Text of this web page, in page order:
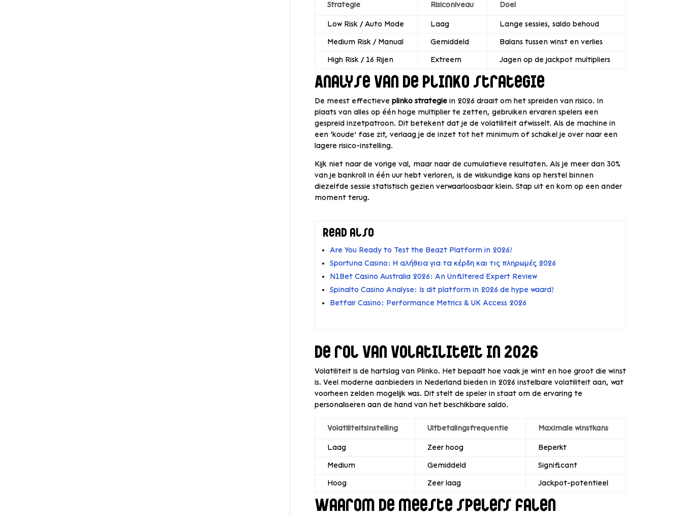
Strategie Risiconiveau Doel
Low Risk / Auto Mode Laag Lange sessies, saldo behoud
Medium Risk / Manual Gemiddeld Balans tussen winst en verlies
High Risk / 16 Rijen Extreem Jagen op de jackpot multipliers
Analyse van de plinko strategie
De meest effectieve plinko strategiein 2026 draait om het spreiden van risico. In
plaats van alles op één hoge multiplier te zetten, gebruiken ervaren spelers een
gespreid inzetpatroon. Dit betekent dat je de volatiliteit afwisselt. Als de machine in
een ‘koude’ fase zit, verlaag je de inzet tot het minimum of schakel je over naar een
lagere risico-instelling.
Kijk niet naar de vorige val, maar naar de cumulatieve resultaten. Als je meer dan 30%
van je bankroll in één uur hebt verloren, is de wiskundige kans op herstel binnen
diezelfde sessie statistisch gezien verwaarloosbaar klein. Stap uit en kom op een ander
moment terug.
Read also
Are You Ready to Test the Beazt Platform in 2026?
Sportuna Casino: Η αλήθεια για τα κέρδη και τις πληρωμές 2026
N1Bet Casino Australia 2026: An Unfiltered Expert Review
Spinalto Casino Analyse: Is dit platform in 2026 de hype waard?
Betfair Casino: Performance Metrics & UK Access 2026
De rol van volatiliteit in 2026
Volatiliteit is de hartslag van Plinko. Het bepaalt hoe vaak je wint en hoe groot die winst
is. Veel moderne aanbieders in Nederland bieden in 2026 instelbare volatiliteit aan, wat
voorheen zelden mogelijk was. Dit stelt de speler in staat om de ervaring te
personaliseren aan de hand van het beschikbare saldo.
Volatiliteitsinstelling Uitbetalingsfrequentie Maximale winstkans
Laag Zeer hoog Beperkt
Medium Gemiddeld Significant
Hoog Zeer laag Jackpot-potentieel
Waarom de meeste spelers falen